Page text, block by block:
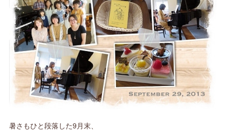
暑さもひと段落した9月末、